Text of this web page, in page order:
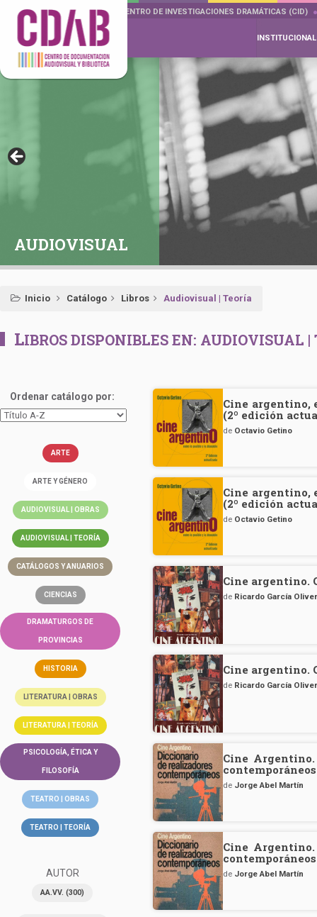
DOCUMENTA DRAMÁTICAS CENTRO DE INVESTIGACIONES DRAMÁTICAS (CID)
INSTITUCIONAL
AUDIOVISUAL
Inicio Catálogo Libros Audiovisual | Teoría
LIBROS DISPONIBLES EN: AUDIOVISUAL |
Ordenar catálogo por:
ARTE
ARTE Y GÉNERO
AUDIOVISUAL | OBRAS
AUDIOVISUAL | TEORÍA
CATÁLOGOS Y ANUARIOS
CIENCIAS
DRAMATURGOS DE
PROVINCIAS
HISTORIA
LITERATURA | OBRAS
LITERATURA | TEORÍA
PSICOLOGÍA, ÉTICA Y
FILOSOFÍA
TEATRO | OBRAS
TEATRO | TEORÍA
AUTOR
AA.VV. (300)
Cine argentino,
(2º edición
de Octavio Getino
Cine argentino,
(2º edición
de Octavio Getino
Cine argentino.
de Ricardo García
Cine argentino.
de Ricardo García
Cine
contemporáneos
de Jorge Abel Martín
Cine
contemporáneos
de Jorge Abel Martín